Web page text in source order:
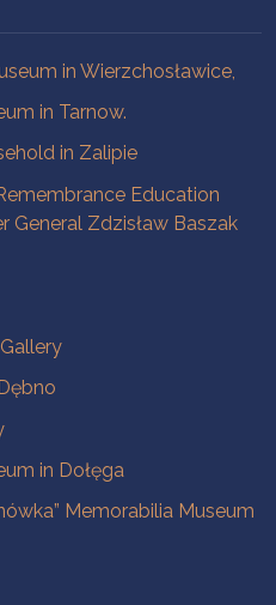
in Wierzchosławice,
in Tarnow.
in Zalipie
Education
General Zdzisław Baszak
in Dołęga
Memorabilia Museum